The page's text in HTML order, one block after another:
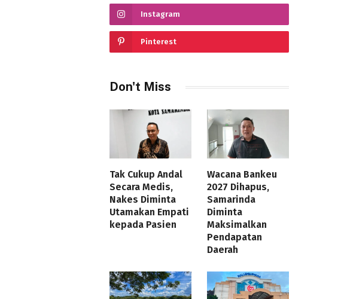
Instagram
Pinterest
Don't Miss
Tak Cukup Andal
Secara Medis,
Nakes Diminta
Utamakan Empati
kepada Pasien
Wacana Bankeu
2027 Dihapus,
Samarinda
Diminta
Maksimalkan
Pendapatan
Daerah